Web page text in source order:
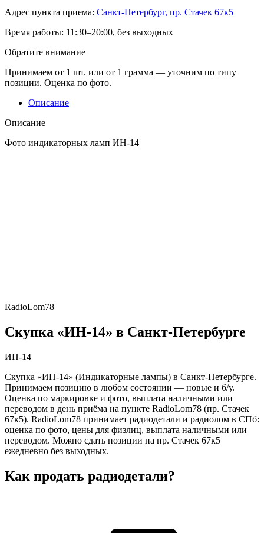
Адрес пункта приема: Санкт-Петербург, пр. Стачек 67к5
Время работы: 11:30–20:00, без выходных
Обратите внимание
Принимаем от 1 шт. или от 1 грамма — уточним по типу
позиции. Оценка по фото.
Описание
Описание
Фото индикаторных ламп ИН-14
RadioLom78
Скупка «ИН-14» в Санкт-Петербурге
ИН-14
Скупка «ИН-14» (Индикаторные лампы) в Санкт-Петербурге.
Принимаем позицию в любом состоянии — новые и б/у.
Оценка по маркировке и фото, выплата наличными или
переводом в день приёма на пункте RadioLom78 (пр. Стачек
67к5). RadioLom78 принимает радиодетали и радиолом в СПб:
оценка по фото, цены для физлиц, выплата наличными или
переводом. Можно сдать позиции на пр. Стачек 67к5
ежедневно без выходных.
Как продать радиодетали?